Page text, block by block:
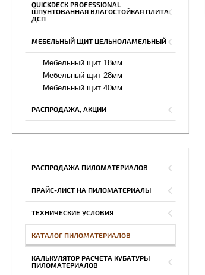
QUICKDECK PROFESSIONAL
ШПУНТОВАННАЯ ВЛАГОСТОЙКАЯ ПЛИТА
ДСП
МЕБЕЛЬНЫЙ ЩИТ ЦЕЛЬНОЛАМЕЛЬНЫЙ
Мебельный щит 18мм
Мебельный щит 28мм
Мебельный щит 40мм
РАСПРОДАЖА, АКЦИИ
РАСПРОДАЖА ПИЛОМАТЕРИАЛОВ
ПРАЙС-ЛИСТ НА ПИЛОМАТЕРИАЛЫ
ТЕХНИЧЕСКИЕ УСЛОВИЯ
КАТАЛОГ ПИЛОМАТЕРИАЛОВ
КАЛЬКУЛЯТОР РАСЧЕТА КУБАТУРЫ
ПИЛОМАТЕРИАЛОВ